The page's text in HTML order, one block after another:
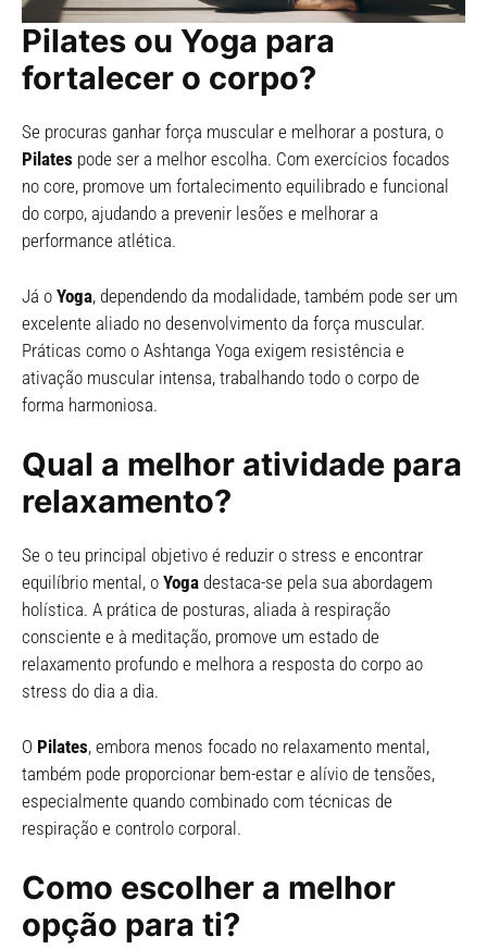
Pilates ou Yoga para
fortalecer o corpo?
Se procuras ganhar força muscular e melhorar a postura, o
Pilates pode ser a melhor escolha. Com exercícios focados
no core, promove um fortalecimento equilibrado e funcional
do corpo, ajudando a prevenir lesões e melhorar a
performance atlética.
Já o Yoga, dependendo da modalidade, também pode ser um
excelente aliado no desenvolvimento da força muscular.
Práticas como o Ashtanga Yoga exigem resistência e
ativação muscular intensa, trabalhando todo o corpo de
forma harmoniosa.
Qual a melhor atividade para
relaxamento?
Se o teu principal objetivo é reduzir o stress e encontrar
equilíbrio mental, o Yoga destaca-se pela sua abordagem
holística. A prática de posturas, aliada à respiração
consciente e à meditação, promove um estado de
relaxamento profundo e melhora a resposta do corpo ao
stress do dia a dia.
O Pilates, embora menos focado no relaxamento mental,
também pode proporcionar bem-estar e alívio de tensões,
especialmente quando combinado com técnicas de
respiração e controlo corporal.
Como escolher a melhor
opção para ti?